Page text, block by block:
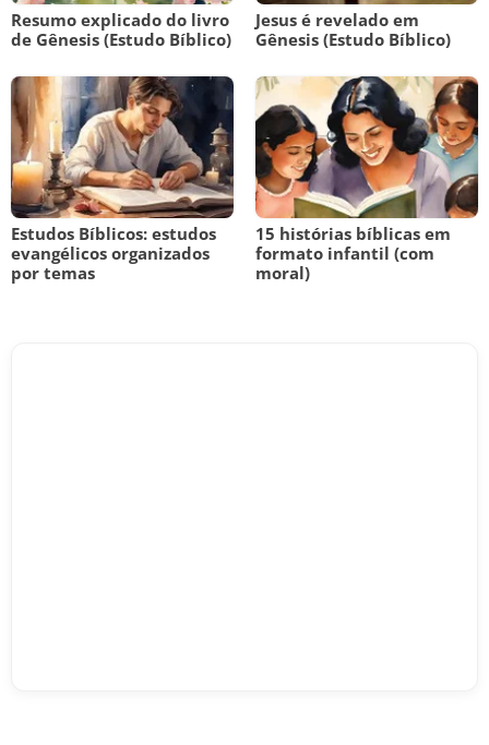
Resumo explicado do livro
de Gênesis (Estudo Bíblico)
Jesus é revelado em
Gênesis (Estudo Bíblico)
Estudos Bíblicos: estudos
evangélicos organizados
por temas
15 histórias bíblicas em
formato infantil (com
moral)